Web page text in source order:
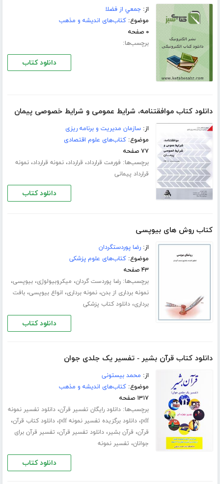
از:جمعي از فضلا
موضوع:کتاب‌های اندیشه و مذهب
۰ صفحه
برچسب‌ها:
دانلود کتاب
دانلود کتاب موافقتنامه، شرایط عمومی و شرایط خصوصی پیمان
از:سازمان مدیریت و برنامه ریزی
موضوع:کتاب‌های علوم اقتصادی
۷۷ صفحه
برچسب‌ها: فورمت قرارداد، قرارداد،نمونه قرارداد،نمونه
قرارداد پیمانی
دانلود کتاب
کتاب روش های بیوپسی
از:رضا پوردستگردان
موضوع:کتاب‌های علوم پزشکی
۴۳ صفحه
برچسب‌ها:رضا پوردست گردان، میکروبیولوژی،بیوپسی،
نمونه برداری از بدن،نمونه برداری، انواع بیوپسی،بافت
برداری،دانلود کتاب پزشکی
دانلود کتاب
دانلود کتاب قرآن بشیر - تفسیر یک جلدی جوان
از: محمد بیستونی
موضوع:کتاب‌های اندیشه و مذهب
۱۳۱۷ صفحه
برچسب‌ها:دانلود رایگان تفسیر قرآن،دانلود تفسیر نمونه
pdf،دانلود برگزیده تفسیر نمونه pdf ،دانلود کتاب قرآن،
قرآن، قرآن بشیر،دانلود تفسیر قرآن، تفسیر قرآن برای
جوانان، تفسیر نمونه
دانلود کتاب